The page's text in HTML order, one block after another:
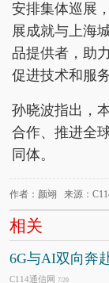
安排集体巡展
展成就与上海
品提供者，助
促进技术和服
孙晓波指出，
合作、推进全
同体。
作者：颜翊 来源：
相关
6G与AI双向奔
C114通信网 7/29